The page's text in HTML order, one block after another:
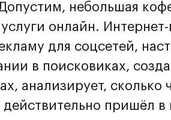
небольшая
онлайн.
для соцсетей,
в поисковиках,
анализирует, сколько
действительно пришёл